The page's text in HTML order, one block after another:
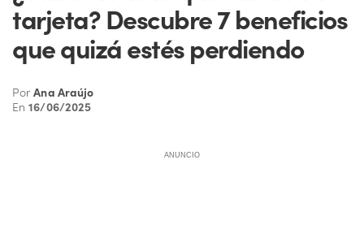
tarjeta? Descubre 7 beneficios
que quizá estés perdiendo
PorAna Araújo
En16/06/2025
ANUNCIO